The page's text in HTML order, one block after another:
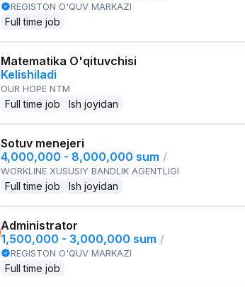
REGISTON O'QUV MARKAZI
Full time job
Matematika O'qituvchisi
Kelishiladi
OUR HOPE NTM
Full time job Ish joyidan
Sotuv menejeri
4,000,000 - 8,000,000 sum /
WORKLINE XUSUSIY BANDLIK AGENTLIGI
Full time job Ish joyidan
Administrator
1,500,000 - 3,000,000 sum /
REGISTON O'QUV MARKAZI
Full time job